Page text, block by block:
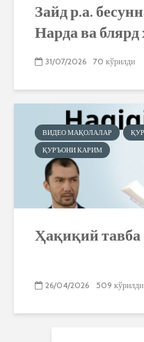
Зайд р.а.
Нарда ва
31/07/2026 70 кўрилди
ВИДЕО МАҚОЛАЛАР
ҚУРЪОНИ КАРИМ
Ҳақиқий тавба
26/04/2026 509 кўрилди